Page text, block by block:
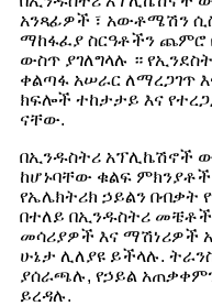
አንጻፊዎች ፣ አውቶሜሽን
ማከፋፈያ ስርዓቶችን ጨምሮ
ውስጥ ያገለግላሉ ።
ቀልጣፋ አሠራር ለማረጋገጥ
ክፍሎች ተከታታይ እና
ናቸው.
በኢንዱስትሪ አፕሊኬሽኖች
ከሆኑባቸው ቁልፍ
የኤሌክትሪክ ኃይልን
በተለይ በኢንዱስትሪ
መሳሪያዎች እና ማሽነሪዎች
ሁኔታ ሊለያዩ ይችላሉ.
ያሰራጫሉ, የኃይል
ይረዳሉ.